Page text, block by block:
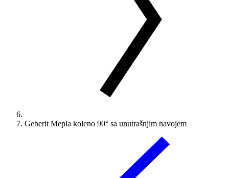
Geberit Mepla koleno 90° sa unutrašnjim navojem